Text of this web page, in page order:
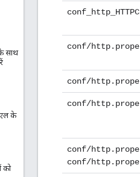
साथ
के
को
conf/
conf/
conf/
conf/
conf/